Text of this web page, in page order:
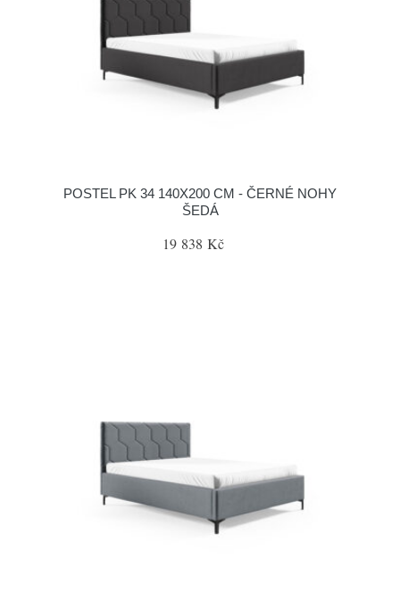
POSTEL PK 34 140X200 CM - ČERNÉ NOHY
ŠEDÁ
19 838 Kč